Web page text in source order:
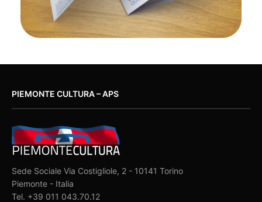
PIEMONTE CULTURA – APS
Sede Sociale Via Costigliole, 2 - 10141 Torino
Piemonte - Italia
Tel. +39 011 043.70.12